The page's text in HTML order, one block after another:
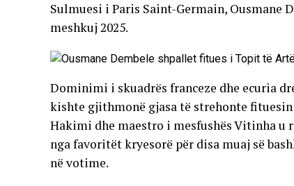
Sulmuesi i Paris Saint-Germain, Ousmane
meshkuj 2025.
Dominimi i skuadrës franceze dhe ecuria
kishte gjithmonë gjasa të strehonte
Hakimi dhe maestro i mesfushës Vitinha u
nga favoritët kryesorë për disa muaj së
në votime.